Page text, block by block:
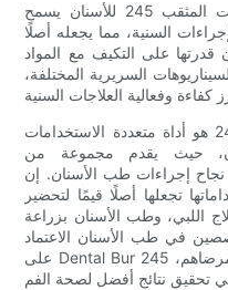
علاوة على ذلك، فإن تعدد استخدامات المثقب 245 للأسنان يسمح
السنية، مما يجعله أصلًا
على التكيف مع المواد
السريرية المختلفة،
وفي الختام، فإن المثقب الأسناني 245 هو أداة متعددة الاستخدامات
حيث يقدم مجموعة من
نجاح إجراءات طب الأسنان. إن
تجعلها أصلًا قيمًا لتحضير
اللبي، وطب الأسنان بزراعة
في طب الأسنان الاعتماد
على Dental Bur 245 لتحسين جودة الرعاية التي يقدمونها لمرضاهم،